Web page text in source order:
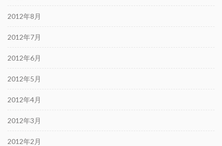
2012年8月
2012年7月
2012年6月
2012年5月
2012年4月
2012年3月
2012年2月